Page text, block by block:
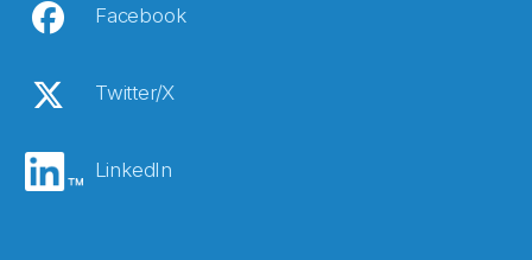
Facebook
Twitter/X
LinkedIn